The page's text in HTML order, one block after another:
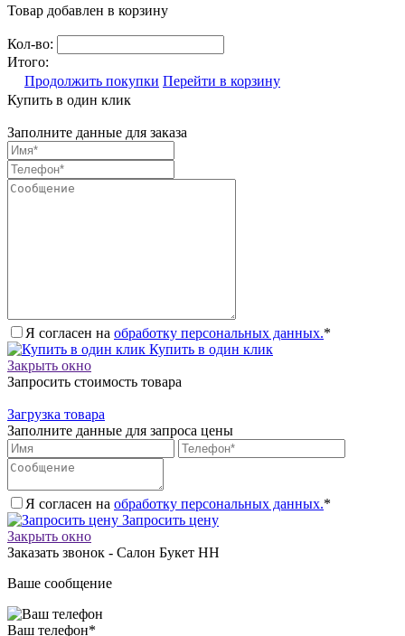
Товар добавлен в корзину
Кол-во:
Итого:
Продолжить покупки Перейти в корзину
Купить в один клик
Заполните данные для заказа
Я согласен на обработку персональных данных.*
Купить в один клик
Закрыть окно
Запросить стоимость товара
Загрузка товара
Заполните данные для запроса цены
Я согласен на обработку персональных данных.*
Запросить цену
Закрыть окно
Заказать звонок - Салон Букет НН
Ваше сообщение
Ваш телефон*